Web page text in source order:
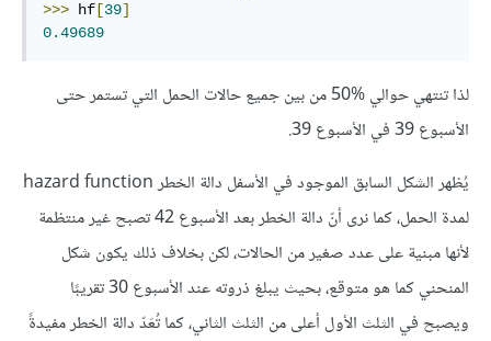
>>> hf [39]
0.49689
لذا تنتهي حوالي ‎50% من بين جميع حالات الحمل التي تستمر حتى
الأسبوع 39 في الأسبوع 39.
يُظهر الشكل السابق الموجود في الأسفل دالة الخطر hazard function
لمدة الحمل، كما نرى أنّ دالة الخطر بعد الأسبوع 42 تصبح غير منتظمة
لأنها مبنية على عدد صغير من الحالات، لكن بخلاف ذلك يكون شكل
المنحني كما هو متوقع، بحيث يبلغ ذروته عند الأسبوع 30 تقريبًا
ويصبح في الثلث الأول أعلى من الثلث الثاني، كما تُعَدّ دالة الخطر مفيدةً